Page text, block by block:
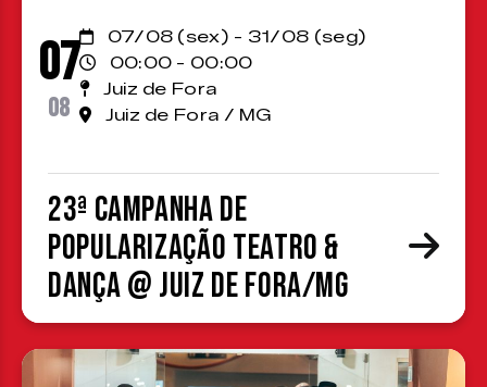
07
08
07/08 (sex) - 31/08 (seg)
00:00 - 00:00
Juiz de Fora
Juiz de Fora / MG
23ª Campanha de
Popularização Teatro &
Dança @ Juiz de Fora/MG